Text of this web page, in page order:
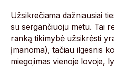
Užsikrečiama dažniausiai
su sergančiuoju metu. Tai
ranką tikimybė užsikrėsti
įmanoma), tačiau ilgesnis
miegojimas vienoje lovoje,